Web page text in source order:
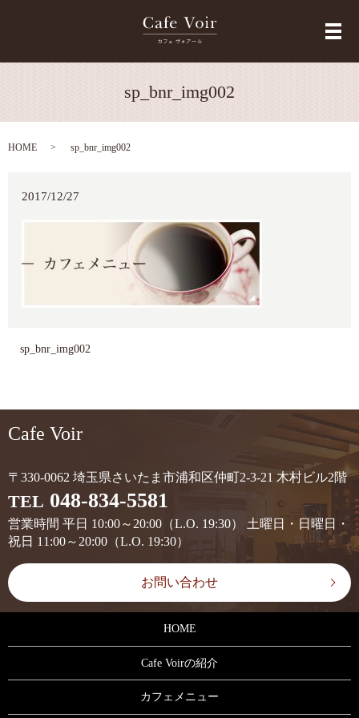
メ
sp_bnr_img002
HOME sp_bnr_img002
2017/12/27
sp_bnr_img002
Cafe Voir
〒330-0062 埼玉県さいたま市浦和区仲町2-3-21 木村ビル2階
TEL 048-834-5581
営業時間 平日 10:00～20:00（L.O. 19:30） 土曜日・日曜日・
祝日 11:00～20:00（L.O. 19:30）
お問い合わせ
HOME
Cafe Voirの紹介
カフェメニュー